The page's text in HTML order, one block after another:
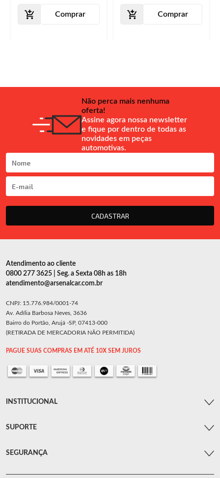
Comprar Comprar
Não perca mais nenhuma
oferta!
Assine agora nossa newsletter
e fique por dentro de todas as
novidades em peças
automotivas.
CADASTRAR
Atendimento ao cliente
0800 277 3625 | Seg. a Sexta 08h as 18h
atendimento@arsenalcar.com.br
CNPJ: 15.776.984/0001-74
Av. Adília Barbosa Neves, 3636
Bairro do Portão, Arujá -SP, 07413-000
(RETIRADA DE MERCADORIA NÃO PERMITIDA)
PAGUE SUAS COMPRAS EM ATÉ 10X SEM JUROS
INSTITUCIONAL
SUPORTE
SEGURANÇA